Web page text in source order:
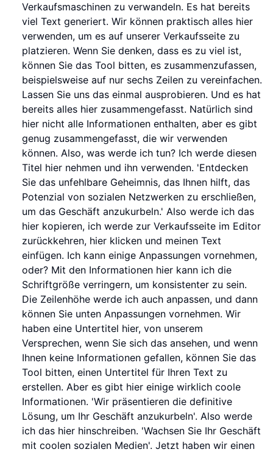
Verkaufsmaschinen zu verwandeln. Es hat bereits
viel Text generiert. Wir können praktisch alles hier
verwenden, um es auf unserer Verkaufsseite zu
platzieren. Wenn Sie denken, dass es zu viel ist,
können Sie das Tool bitten, es zusammenzufassen,
beispielsweise auf nur sechs Zeilen zu vereinfachen.
Lassen Sie uns das einmal ausprobieren. Und es hat
bereits alles hier zusammengefasst. Natürlich sind
hier nicht alle Informationen enthalten, aber es gibt
genug zusammengefasst, die wir verwenden
können. Also, was werde ich tun? Ich werde diesen
Titel hier nehmen und ihn verwenden. 'Entdecken
Sie das unfehlbare Geheimnis, das Ihnen hilft, das
Potenzial von sozialen Netzwerken zu erschließen,
um das Geschäft anzukurbeln.' Also werde ich das
hier kopieren, ich werde zur Verkaufsseite im Editor
zurückkehren, hier klicken und meinen Text
einfügen. Ich kann einige Anpassungen vornehmen,
oder? Mit den Informationen hier kann ich die
Schriftgröße verringern, um konsistenter zu sein.
Die Zeilenhöhe werde ich auch anpassen, und dann
können Sie unten Anpassungen vornehmen. Wir
haben eine Untertitel hier, von unserem
Versprechen, wenn Sie sich das ansehen, und wenn
Ihnen keine Informationen gefallen, können Sie das
Tool bitten, einen Untertitel für Ihren Text zu
erstellen. Aber es gibt hier einige wirklich coole
Informationen. 'Wir präsentieren die definitive
Lösung, um Ihr Geschäft anzukurbeln'. Also werde
ich das hier hinschreiben. 'Wachsen Sie Ihr Geschäft
mit coolen sozialen Medien'. Jetzt haben wir einen